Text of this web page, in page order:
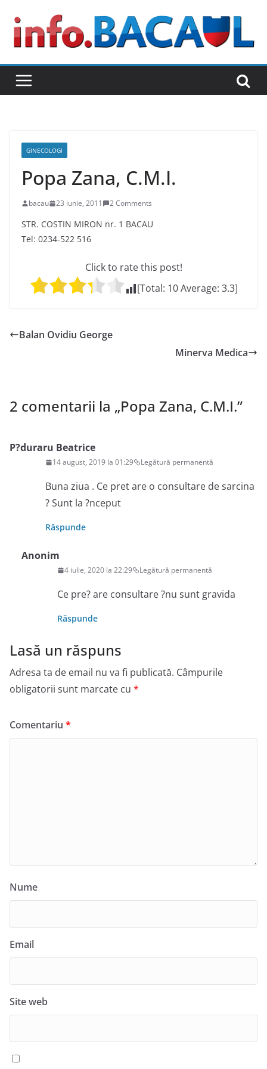
content
GINECOLOGI
Popa Zana, C.M.I.
bacau 23 iunie, 2011 2 Comments
STR. COSTIN MIRON nr. 1 BACAU
Tel: 0234-522 516
Click to rate this post!
[Total: 10Average: 3.3]
Balan Ovidiu George
Minerva Medica
2 comentarii la „Popa Zana, C.M.I.”
P?duraru Beatrice
14 august, 2019 la 01:29 Legătură permanentă
Buna ziua . Ce pret are o consultare de sarcina
? Sunt la ?nceput
Răspunde
Anonim
4 iulie, 2020 la 22:29 Legătură permanentă
Ce pre? are consultare ?nu sunt gravida
Răspunde
Lasă un răspuns
Adresa ta de email nu va fi publicată. Câmpurile
obligatorii sunt marcate cu *
Comentariu *
Nume
Email
Site web